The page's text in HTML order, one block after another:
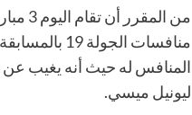
من
منافسات
المنافس له حيث أنه يغيب عن
ليونيل ميسي.